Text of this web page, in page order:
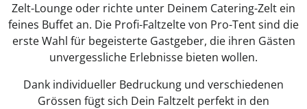
Zelt-Lounge oder richte unter Deinem Catering-Zelt ein
feines Buffet an. Die Profi-Faltzelte von Pro-Tent sind die
erste Wahl für begeisterte Gastgeber, die ihren Gästen
unvergessliche Erlebnisse bieten wollen.
Dank individueller Bedruckung und verschiedenen
Grössen fügt sich Dein Faltzelt perfekt in den